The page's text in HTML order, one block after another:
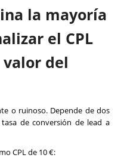
la mayoría
el CPL
del
o ruinoso. Depende de dos
de conversión de lead a
CPL de 10 €: